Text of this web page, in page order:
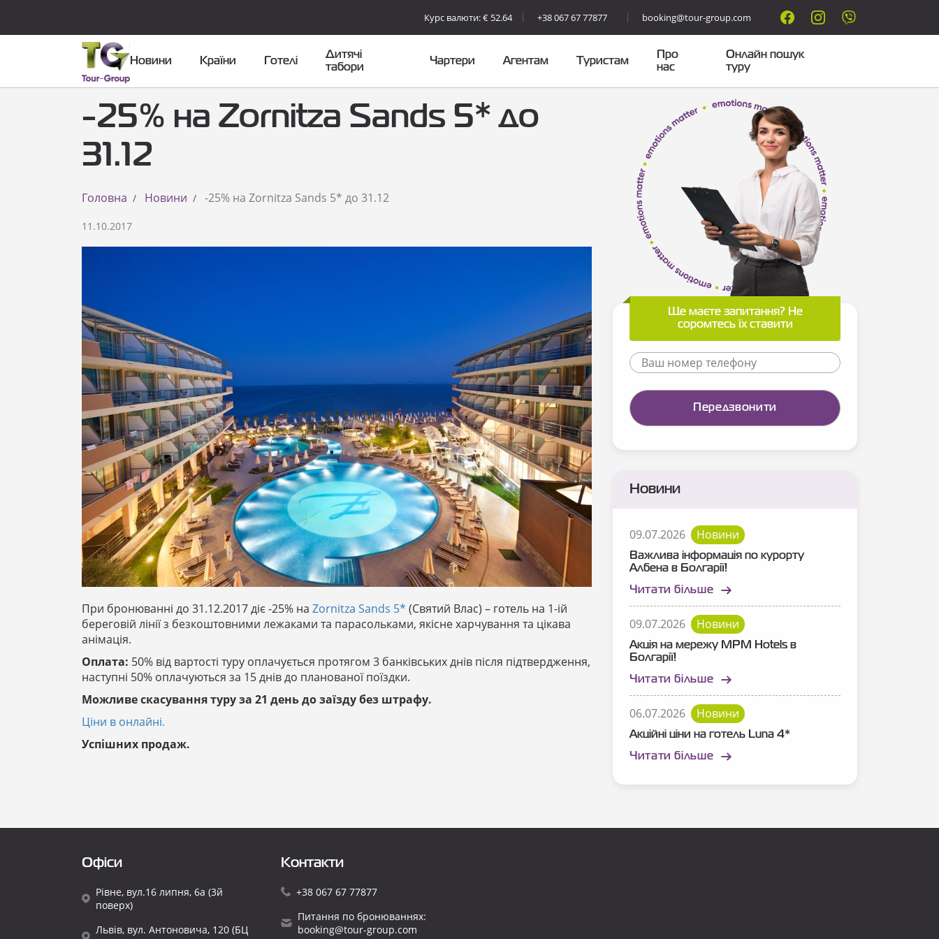
Курс валюти: € 52.64 +38 067 67 77877 booking@tour-group.com
Новини Країни Готелі
Дитячі
табори
Чартери Агентам Туристам
Про
нас
Онлайн пошук
туру
-25% на Zornitza Sands 5* до
31.12
Головна Новини -25% на Zornitza Sands 5* до 31.12
11.10.2017
При бронюванні до 31.12.2017 діє -25% на Zornitza Sands 5* (Святий Влас) – готель на 1-ій
береговій лінії з безкоштовними лежаками та парасольками, якісне харчування та цікава
анімація.
Оплата: 50% від вартості туру оплачується протягом 3 банківських днів після підтвердження,
наступні 50% оплачуються за 15 днів до планованої поїздки.
Можливе скасування туру за 21 день до заїзду без штрафу.
Ціни в онлайні.
Успішних продаж.
Ще маєте запитання? Не
соромтесь їх ставити
Новини
09.07.2026 Новини
Важлива інформація по курорту
Албена в Болгарії!
Читати більше
09.07.2026 Новини
Акція на мережу MPM Hotels в
Болгарії!
Читати більше
06.07.2026 Новини
Акційні ціни на готель Luna 4*
Читати більше
Офіси
Рівне, вул.16 липня, 6а (3й
поверх)
Львів, вул. Антоновича, 120 (БЦ
Контакти
+38 067 67 77877
Питання по бронюваннях:
booking@tour-group.com